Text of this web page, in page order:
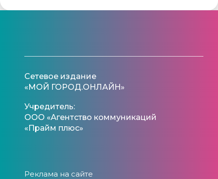
Сетевое издание
«МОЙ ГОРОД.ОНЛАЙН»
Учредитель:
ООО «Агентство коммуникаций
«Прайм плюс»
Реклама на сайте